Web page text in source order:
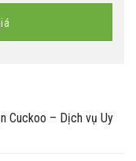
Cuckoo – Dịch vụ Uy